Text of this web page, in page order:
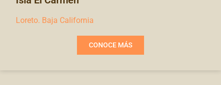
Loreto. Baja California
CONOCE MÁS